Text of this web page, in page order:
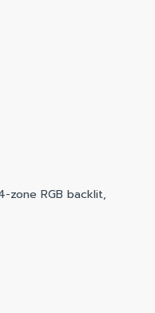
zone RGB backlit,